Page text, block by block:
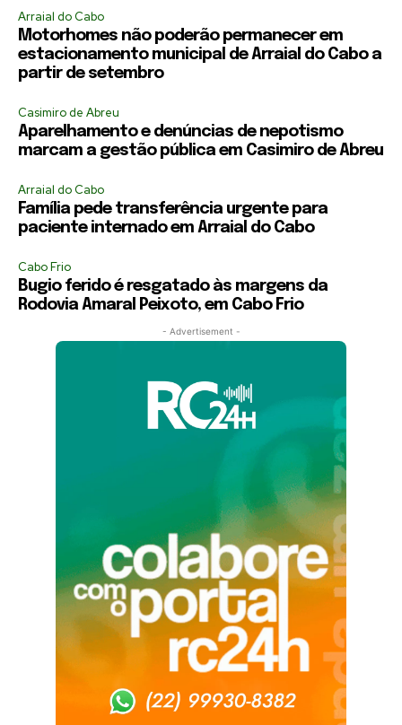
Arraial do Cabo
Motorhomes não poderão permanecer em
estacionamento municipal de Arraial do Cabo a
partir de setembro
Casimiro de Abreu
Aparelhamento e denúncias de nepotismo
marcam a gestão pública em Casimiro de Abreu
Arraial do Cabo
Família pede transferência urgente para
paciente internado em Arraial do Cabo
Cabo Frio
Bugio ferido é resgatado às margens da
Rodovia Amaral Peixoto, em Cabo Frio
- Advertisement -